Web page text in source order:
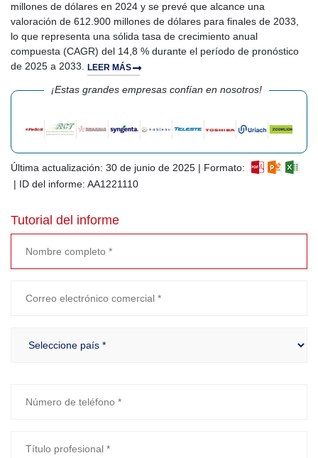
millones de dólares en 2024 y se prevé que alcance una
valoración de 612.900 millones de dólares para finales de 2033,
lo que representa una sólida tasa de crecimiento anual
compuesta (CAGR) del 14,8 % durante el período de pronóstico
de 2025 a 2033. LEER MÁS
¡Estas grandes empresas confían en nosotros!
Última actualización: 30 de junio de 2025 | Formato:
| ID del informe: AA1221110
Tutorial del informe